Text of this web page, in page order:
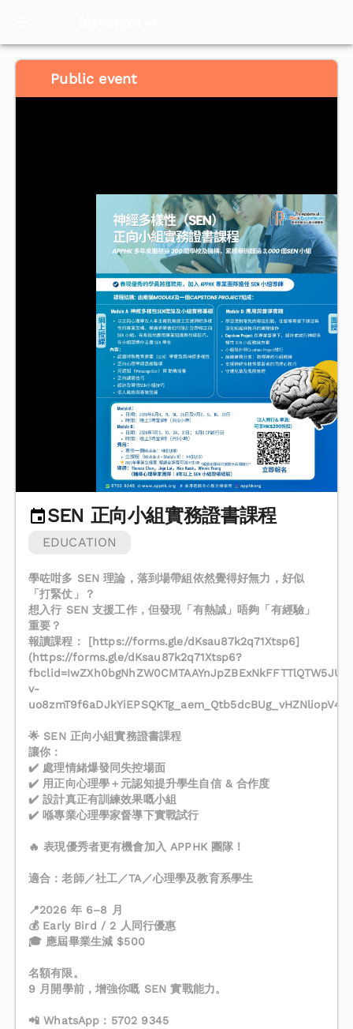
Public event
SEN 正向小組實務證書課程
EDUCATION
學咗咁多 SEN 理論，落到場帶組依然覺得好無力，好似
「打緊仗」？
想入行 SEN 支援工作，但發現「有熱誠」唔夠「有經驗」
重要？
報讀課程： [https://forms.gle/dKsau87k2q71Xtsp6]
(https://forms.gle/dKsau87k2q71Xtsp6?
v-
🌟 SEN 正向小組實務證書課程
讓你：
✔️ 處理情緒爆發同失控場面
✔️ 用正向心理學＋元認知提升學生自信 & 合作度
✔️ 設計真正有訓練效果嘅小組
✔️ 喺專業心理學家督導下實戰試行
🔥 表現優秀者更有機會加入 APPHK 團隊！
適合：老師／社工／TA／心理學及教育系學生
📍2026 年 6–8 月
💰 Early Bird / 2 人同行優惠
🎓 應屆畢業生減 $500
名額有限。
9 月開學前，增強你嘅 SEN 實戰能力。
📲 WhatsApp：5702 9345